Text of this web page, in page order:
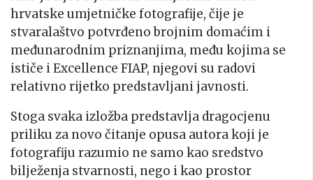
hrvatske umjetničke fotografije, čije je
stvaralaštvo potvrđeno brojnim domaćim i
međunarodnim priznanjima, među kojima se
ističe i Excellence FIAP, njegovi su radovi
relativno rijetko predstavljani javnosti.
Stoga svaka izložba predstavlja dragocjenu
priliku za novo čitanje opusa autora koji je
fotografiju razumio ne samo kao sredstvo
bilježenja stvarnosti, nego i kao prostor